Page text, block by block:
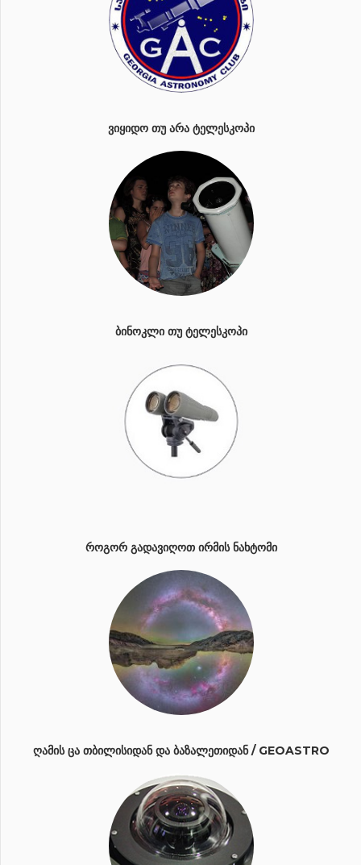
ᲕᲘᲧᲘᲓᲝ ᲗᲣ ᲐᲠᲐ ᲢᲔᲚᲔᲡᲙᲝᲞᲘ
ᲑᲘᲜᲝᲙᲚᲘ ᲗᲣ ᲢᲔᲚᲔᲡᲙᲝᲞᲘ
ᲠᲝᲒᲝᲠ ᲒᲐᲓᲐᲕᲘᲦᲝᲗ ᲘᲠᲛᲘᲡ ᲜᲐᲮᲢᲝᲛᲘ
ᲦᲐᲛᲘᲡ ᲪᲐ ᲗᲑᲘᲚᲘᲡᲘᲓᲐᲜ ᲓᲐ ᲑᲐᲖᲐᲚᲔᲗᲘᲓᲐᲜ / GEOASTRO